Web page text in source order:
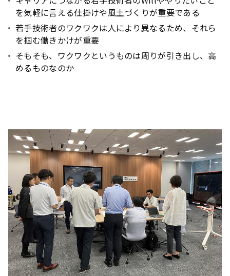
を気軽に言える仕掛けや風土づくりが重要である
若手技術者のワクワクは人により異なるため、それら
を掴む働きかけが重要
そもそも、ワクワクというものは周りが引き出し、高
めるものなのか